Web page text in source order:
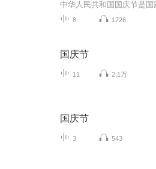
8 1726
国庆节
11 2.1万
国庆节
3 543